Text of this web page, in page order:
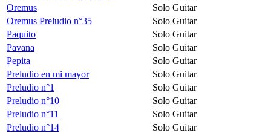
Oremus
Solo Guitar
Oremus Preludio n°35
Solo Guitar
Paquito
Solo Guitar
Pavana
Solo Guitar
Pepita
Solo Guitar
Preludio en mi mayor
Solo Guitar
Preludio n°1
Solo Guitar
Preludio n°10
Solo Guitar
Preludio n°11
Solo Guitar
Preludio n°14
Solo Guitar